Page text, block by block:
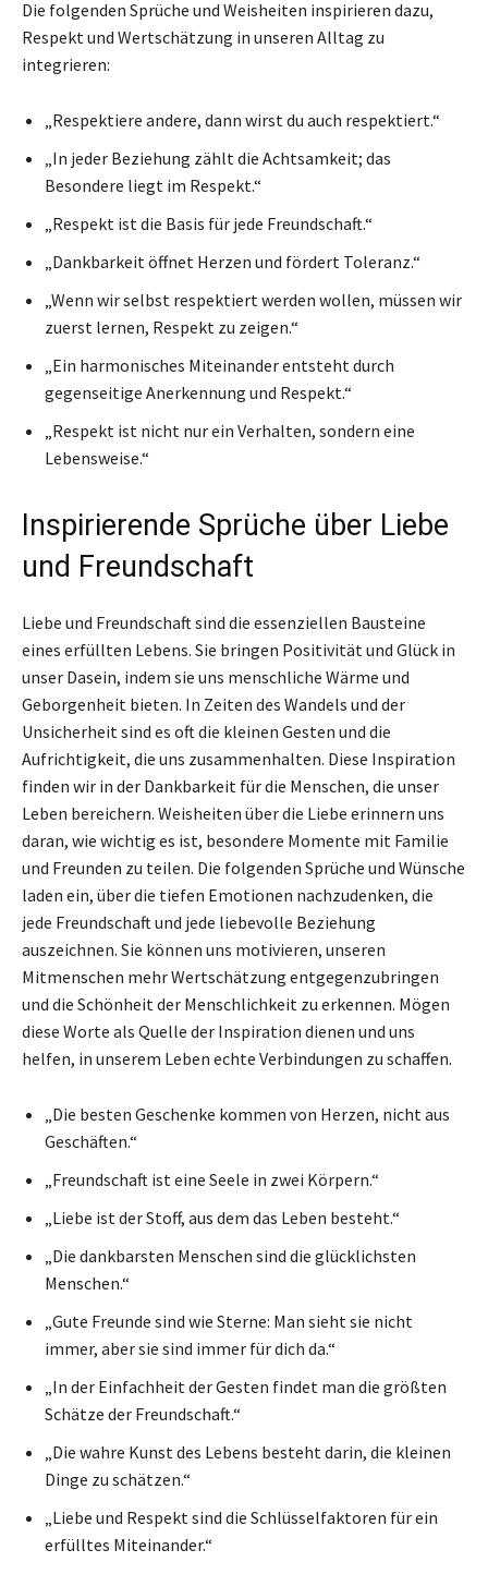
Die folgenden Sprüche und Weisheiten inspirieren dazu,
Respekt und Wertschätzung in unseren Alltag zu
integrieren:
„Respektiere andere, dann wirst du auch respektiert.“
„In jeder Beziehung zählt die Achtsamkeit; das
Besondere liegt im Respekt.“
„Respekt ist die Basis für jede Freundschaft.“
„Dankbarkeit öffnet Herzen und fördert Toleranz.“
„Wenn wir selbst respektiert werden wollen, müssen wir
zuerst lernen, Respekt zu zeigen.“
„Ein harmonisches Miteinander entsteht durch
gegenseitige Anerkennung und Respekt.“
„Respekt ist nicht nur ein Verhalten, sondern eine
Lebensweise.“
Inspirierende Sprüche über Liebe
und Freundschaft
Liebe und Freundschaft sind die essenziellen Bausteine
eines erfüllten Lebens. Sie bringen Positivität und Glück in
unser Dasein, indem sie uns menschliche Wärme und
Geborgenheit bieten. In Zeiten des Wandels und der
Unsicherheit sind es oft die kleinen Gesten und die
Aufrichtigkeit, die uns zusammenhalten. Diese Inspiration
finden wir in der Dankbarkeit für die Menschen, die unser
Leben bereichern. Weisheiten über die Liebe erinnern uns
daran, wie wichtig es ist, besondere Momente mit Familie
und Freunden zu teilen. Die folgenden Sprüche und Wünsche
laden ein, über die tiefen Emotionen nachzudenken, die
jede Freundschaft und jede liebevolle Beziehung
auszeichnen. Sie können uns motivieren, unseren
Mitmenschen mehr Wertschätzung entgegenzubringen
und die Schönheit der Menschlichkeit zu erkennen. Mögen
diese Worte als Quelle der Inspiration dienen und uns
helfen, in unserem Leben echte Verbindungen zu schaffen.
„Die besten Geschenke kommen von Herzen, nicht aus
Geschäften.“
„Freundschaft ist eine Seele in zwei Körpern.“
„Liebe ist der Stoff, aus dem das Leben besteht.“
„Die dankbarsten Menschen sind die glücklichsten
Menschen.“
„Gute Freunde sind wie Sterne: Man sieht sie nicht
immer, aber sie sind immer für dich da.“
„In der Einfachheit der Gesten findet man die größten
Schätze der Freundschaft.“
„Die wahre Kunst des Lebens besteht darin, die kleinen
Dinge zu schätzen.“
„Liebe und Respekt sind die Schlüsselfaktoren für ein
erfülltes Miteinander.“